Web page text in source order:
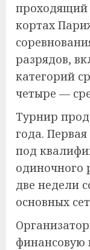
проходящий
кортах
разрядов,
категорий
четыре —
Турнир
года.
под
одиночного
две недели
основных
финансовую